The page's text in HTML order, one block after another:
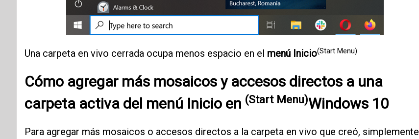
Una carpeta en vivo cerrada ocupa menos espacio en el menú Inicio(Start Menu)
Cómo agregar más mosaicos y accesos directos a una
carpeta activa del menú Inicio en (Start Menu)Windows 10
Para agregar más mosaicos o accesos directos a la carpeta en vivo que creó, simplemente